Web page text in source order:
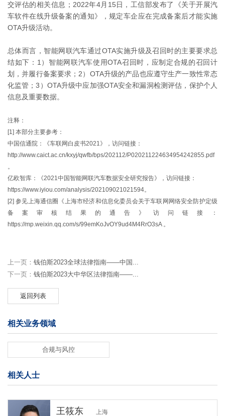
交评估的相关信息；2022年4月15日，工信部发布了《关于开展汽
车软件在线升级备案的通知》，规定车企应在完成备案后才能实施
OTA升级活动。
总体而言，智能网联汽车通过OTA实施升级及召回时的主要要求总
结如下：1）智能网联汽车使用OTA召回时，应制定合规的召回计
划，并履行备案要求；2）OTA升级的产品也应遵守生产一致性常态
化监管；3）OTA升级中应加强OTA安全和漏洞检测评估，保护个人
信息及重要数据。
注释：
[1] 本部分主要参考：
中国信通院：《车联网白皮书2021》，访问链接：
http://www.caict.ac.cn/kxyj/qwfb/bps/202112/P020211224634954242855.pdf
。
亿欧智库：《2021中国智能网联汽车数据安全研究报告》，访问链接：
https://www.iyiou.com/analysis/202109021021594。
[2] 参见上海通信圈《上海市经济和信息化委员会关于车联网网络安全防护定级
备案审核结果的通告》访问链接：
https://mp.weixin.qq.com/s/99emKoJvOY9ud4M4RrO3sA 。
上一页： 钱伯斯2023全球法律指南——中国...
下一页： 钱伯斯2023大中华区法律指南——...
返回列表
相关业务领域
合规与风控
相关人士
王筱东 上海